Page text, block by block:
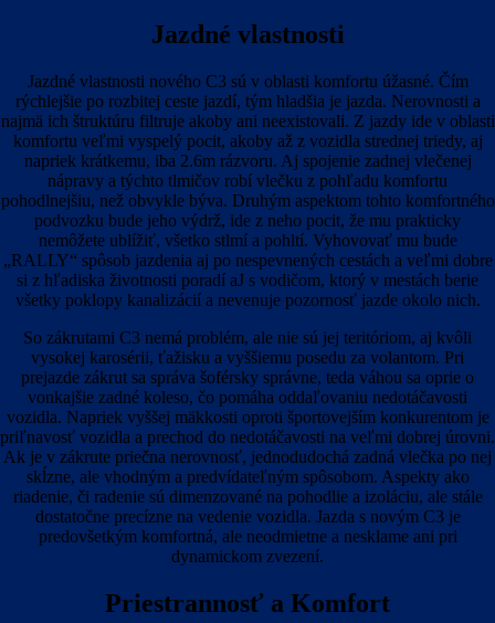
Jazdné vlastnosti
Jazdné vlastnosti nového C3 sú v oblasti komfortu úžasné. Čím
rýchlejšie po rozbitej ceste jazdí, tým hladšia je jazda. Nerovnosti a
najmä ich štruktúru filtruje akoby ani neexistovali. Z jazdy ide v oblasti
komfortu veľmi vyspelý pocit, akoby až z vozidla strednej triedy, aj
napriek krátkemu, iba 2.6m rázvoru. Aj spojenie zadnej vlečenej
nápravy a týchto tlmičov robí vlečku z pohľadu komfortu
pohodlnejšiu, než obvykle býva. Druhým aspektom tohto komfortného
podvozku bude jeho výdrž, ide z neho pocit, že mu prakticky
nemôžete ublížiť, všetko stlmí a pohltí. Vyhovovať mu bude
„RALLY“ spôsob jazdenia aj po nespevnených cestách a veľmi dobre
si z hľadiska životnosti poradí aJ s vodičom, ktorý v mestách berie
všetky poklopy kanalizácií a nevenuje pozornosť jazde okolo nich.
So zákrutami C3 nemá problém, ale nie sú jej teritóriom, aj kvôli
vysokej karosérii, ťažisku a vyššiemu posedu za volantom. Pri
prejazde zákrut sa správa šoférsky správne, teda váhou sa oprie o
vonkajšie zadné koleso, čo pomáha oddaľovaniu nedotáčavosti
vozidla. Napriek vyššej mäkkosti oproti športovejším konkurentom je
priľnavosť vozidla a prechod do nedotáčavosti na veľmi dobrej úrovni.
Ak je v zákrute priečna nerovnosť, jednodudochá zadná vlečka po nej
skĺzne, ale vhodným a predvídateľným spôsobom. Aspekty ako
riadenie, či radenie sú dimenzované na pohodlie a izoláciu, ale stále
dostatočne precízne na vedenie vozidla. Jazda s novým C3 je
predovšetkým komfortná, ale neodmietne a nesklame ani pri
dynamickom zvezení.
Priestrannosť a Komfort